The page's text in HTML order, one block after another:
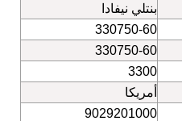
بنتلي نيفادا
330750-60
330750-60
3300
أمريكا
9029201000